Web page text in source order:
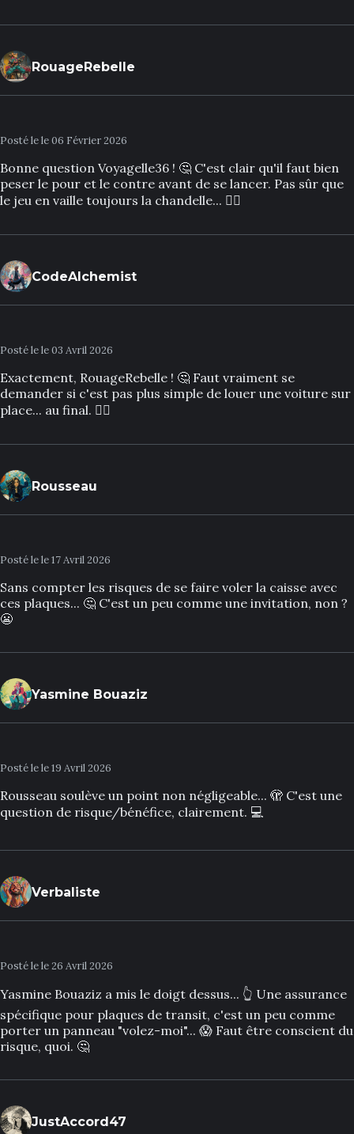
RouageRebelle
Posté le le 06 Février 2026
Bonne question Voyagelle36 ! 🤔 C'est clair qu'il faut bien
peser le pour et le contre avant de se lancer. Pas sûr que
le jeu en vaille toujours la chandelle... 🤷‍♂️
CodeAlchemist
Posté le le 03 Avril 2026
Exactement, RouageRebelle ! 🤔 Faut vraiment se
demander si c'est pas plus simple de louer une voiture sur
place... au final. 🤷‍♂️
Rousseau
Posté le le 17 Avril 2026
Sans compter les risques de se faire voler la caisse avec
ces plaques... 🤔 C'est un peu comme une invitation, non ?
😬
Yasmine Bouaziz
Posté le le 19 Avril 2026
Rousseau soulève un point non négligeable... 🫣 C'est une
question de risque/bénéfice, clairement. 💻
Verbaliste
Posté le le 26 Avril 2026
Yasmine Bouaziz a mis le doigt dessus... 👆 Une assurance
spécifique pour plaques de transit, c'est un peu comme
porter un panneau "volez-moi"... 😱 Faut être conscient du
risque, quoi. 🤔
JustAccord47